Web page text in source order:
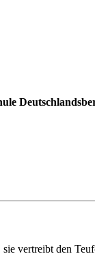
sie vertreibt den